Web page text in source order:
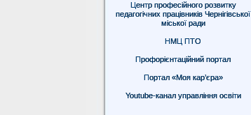
Центр професійного розвитку
педагогічних працівників Чернігівської
міської ради
НМЦ ПТО
Профорієнтаційний портал
Портал «Моя кар’єра»
Youtube-канал управління освіти